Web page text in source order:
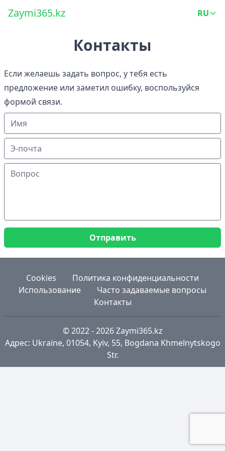
Zaymi365.kz RU
Контакты
Если желаешь задать вопрос, у тебя есть
предложение или заметил ошибку, воспользуйся
формой связи.
Отправить
Cookies
Политика конфиденциальности
Использование
Часто задаваемые вопросы
Контакты
© 2022 - 2026Zaymi365.kz
Адрес: Ukraine, 01054, Kyiv, 55, Bogdana Khmelnytskogo
Str.